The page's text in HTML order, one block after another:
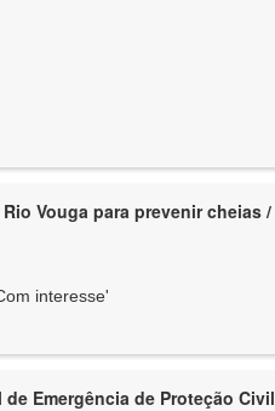
Vouga para prevenir cheias /
interesse'
Emergência de Proteção Civil